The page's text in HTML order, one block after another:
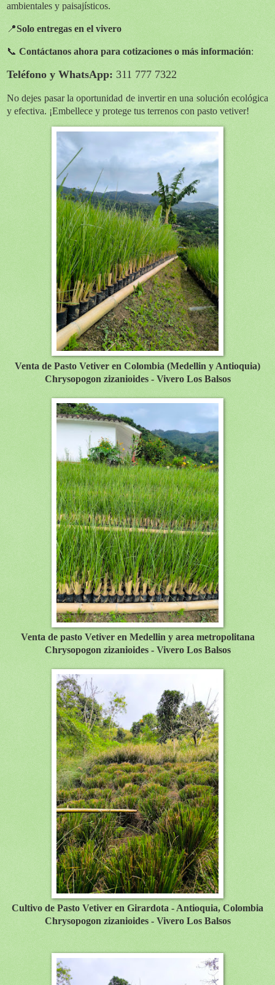
ambientales y paisajísticos.
📍Solo entregas en el vivero
📞 Contáctanos ahora para cotizaciones o más información:
Teléfono y WhatsApp: 311 777 7322
No dejes pasar la oportunidad de invertir en una solución ecológica
y efectiva. ¡Embellece y protege tus terrenos con pasto vetiver!
Venta de Pasto Vetiver en Colombia (Medellin y Antioquia)
Chrysopogon zizanioides - Vivero Los Balsos
Venta de pasto Vetiver en Medellin y area metropolitana
Chrysopogon zizanioides - Vivero Los Balsos
Cultivo de Pasto Vetiver en Girardota - Antioquia, Colombia
Chrysopogon zizanioides - Vivero Los Balsos